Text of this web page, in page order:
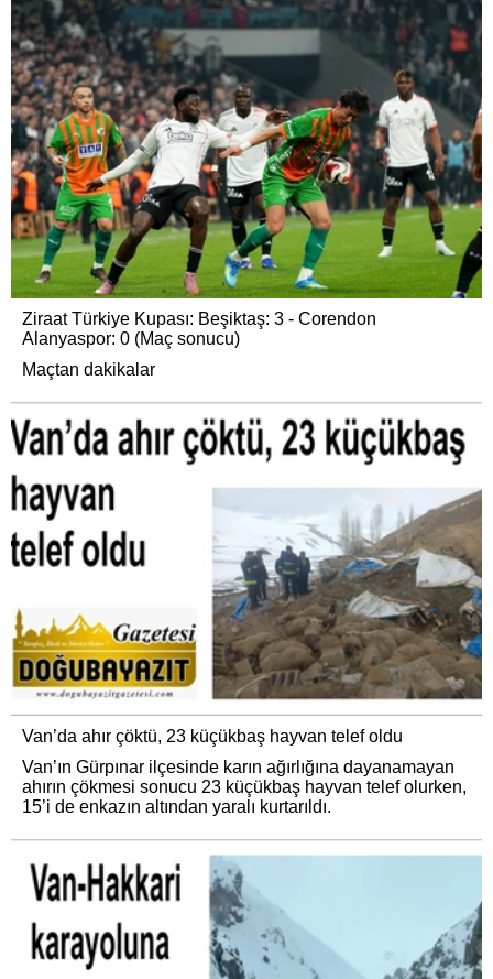
Ziraat Türkiye Kupası: Beşiktaş: 3 - Corendon
Alanyaspor: 0 (Maç sonucu)
Maçtan dakikalar
Van’da ahır çöktü, 23 küçükbaş hayvan telef oldu
Van’ın Gürpınar ilçesinde karın ağırlığına dayanamayan
ahırın çökmesi sonucu 23 küçükbaş hayvan telef olurken,
15’i de enkazın altından yaralı kurtarıldı.